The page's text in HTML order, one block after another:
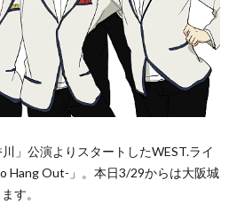
」公演よりスタートしたWEST.ライ
Hang Out-」。本日3/29からは大阪城
す。